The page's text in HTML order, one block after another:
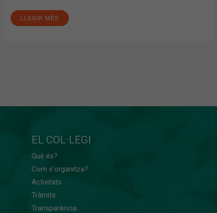
LLEGIR MÉS
EL COL·LEGI
Què és?
Com s'organitza?
Activitats
Tràmits
Transparència